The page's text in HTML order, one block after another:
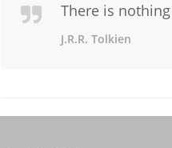
There is
J.R.R. Tolkien